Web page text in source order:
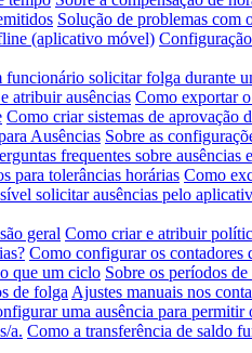
Solução de problemas com
(aplicativo móvel)
funcionário solicitar folga durante
atribuir ausências Como exportar
Como criar sistemas de aprovação
Ausências Sobre as
frequentes sobre ausências
para tolerâncias horárias Como
solicitar ausências pelo
geral Como criar e atribuir
Como configurar os contadores
que um ciclo Sobre os períodos de
de folga Ajustes manuais nos
uma ausência para permitir
a. Como a transferência de saldo